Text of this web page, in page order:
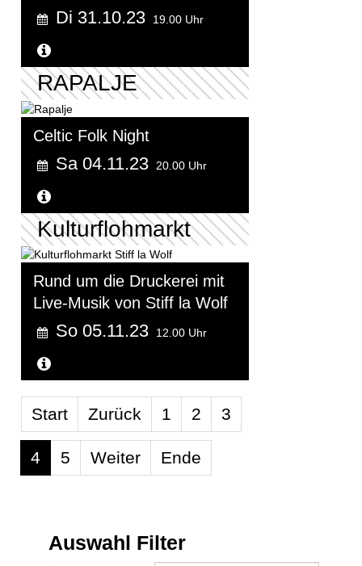
Di 31.10.23 19.00 Uhr
RAPALJE
Celtic Folk Night
Sa 04.11.23 20.00 Uhr
Kulturflohmarkt
Rund um die Druckerei mit
Live-Musik von Stiff la Wolf
So 05.11.23 12.00 Uhr
Start Zurück 1 2 3
4 5 Weiter Ende
Auswahl Filter